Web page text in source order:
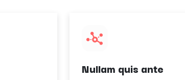
Nullam quis ante